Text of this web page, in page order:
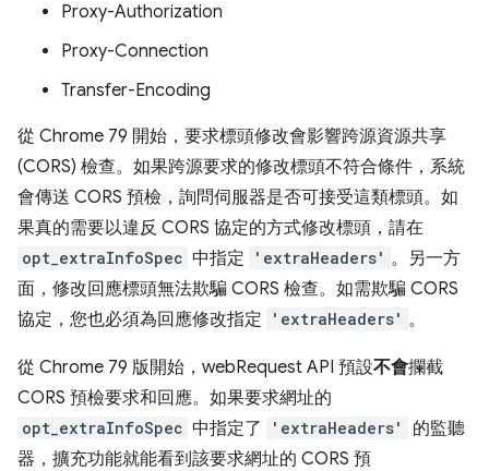
Proxy-Authorization
Proxy-Connection
Transfer-Encoding
從 Chrome 79 開始，要求標頭修改會影響跨源資源共享
(CORS) 檢查。如果跨源要求的修改標頭不符合條件，系統
會傳送 CORS 預檢，詢問伺服器是否可接受這類標頭。如
果真的需要以違反 CORS 協定的方式修改標頭，請在
opt_extraInfoSpec 中指定 'extraHeaders' 。另一方
面，修改回應標頭無法欺騙 CORS 檢查。如需欺騙 CORS
協定，您也必須為回應修改指定
'extraHeaders' 。
從 Chrome 79 版開始，webRequest API 預設不會攔截
CORS 預檢要求和回應。如果要求網址的
opt_extraInfoSpec 中指定了 'extraHeaders'
的監聽
器，擴充功能就能看到該要求網址的 CORS 預